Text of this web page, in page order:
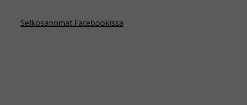
Selkosanomat Facebookissa